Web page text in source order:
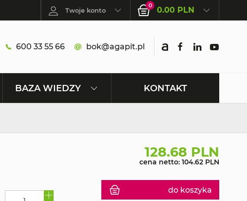
Twoje konto
0 0.00 PLN
600 33 55 66 bok@agapit.pl
BAZA WIEDZY KONTAKT
128.68 PLN
cena netto: 104.62 PLN
do koszyka